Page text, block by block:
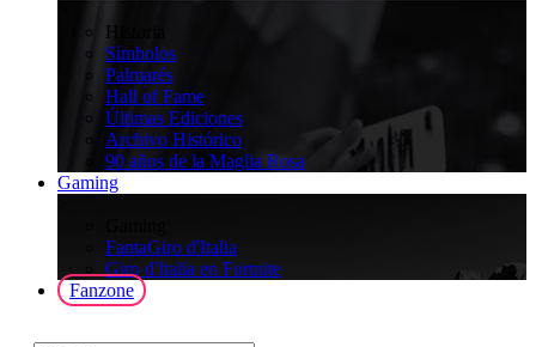
Historia
Símbolos
Palmarés
Hall of Fame
Últimas Ediciones
Archivo Histórico
90 años de la Maglia Rosa
Gaming
FantaGiro d'Italia
Giro d'Italia en Fortnite
Fanzone